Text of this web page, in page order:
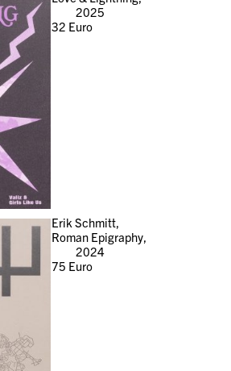
2025
32 Euro
Erik Schmitt,
Roman Epigraphy,
2024
75 Euro